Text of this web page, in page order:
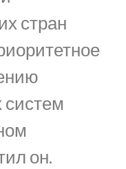
стран
систем
он.